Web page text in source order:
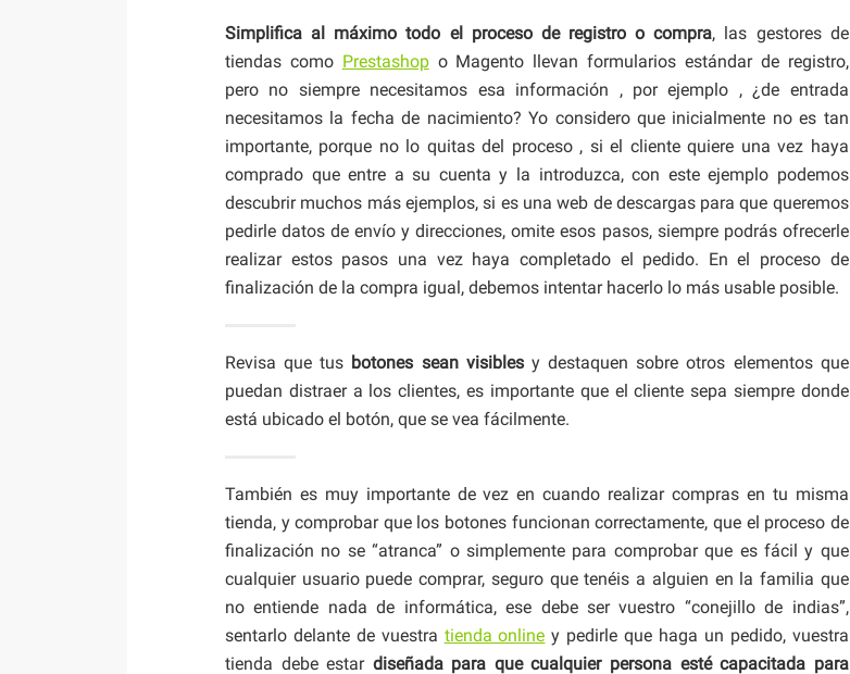
Simplifica al máximo todo el proceso de registro o compra, las gestores de
tiendas como Prestashopo Magento llevan formularios estándar de registro,
pero no siempre necesitamos esa información , por ejemplo , ¿de entrada
necesitamos la fecha de nacimiento? Yo considero que inicialmente no es tan
importante, porque no lo quitas del proceso , si el cliente quiere una vez haya
comprado que entre a su cuenta y la introduzca, con este ejemplo podemos
descubrir muchos más ejemplos, si es una web de descargas para que queremos
pedirle datos de envío y direcciones, omite esos pasos, siempre podrás ofrecerle
realizar estos pasos una vez haya completado el pedido. En el proceso de
finalización de la compra igual, debemos intentar hacerlo lo más usable posible.
Revisa que tus botones sean visiblesy destaquen sobre otros elementos que
puedan distraer a los clientes, es importante que el cliente sepa siempre donde
está ubicado el botón, que se vea fácilmente.
También es muy importante de vez en cuando realizar compras en tu misma
tienda, y comprobar que los botones funcionan correctamente, que el proceso de
finalización no se “atranca” o simplemente para comprobar que es fácil y que
cualquier usuario puede comprar, seguro que tenéis a alguien en la familia que
no entiende nada de informática, ese debe ser vuestro “conejillo de indias”,
sentarlo delante de vuestra tienda online y pedirle que haga un pedido, vuestra
tienda debe estar diseñada para que cualquier persona esté capacitada para